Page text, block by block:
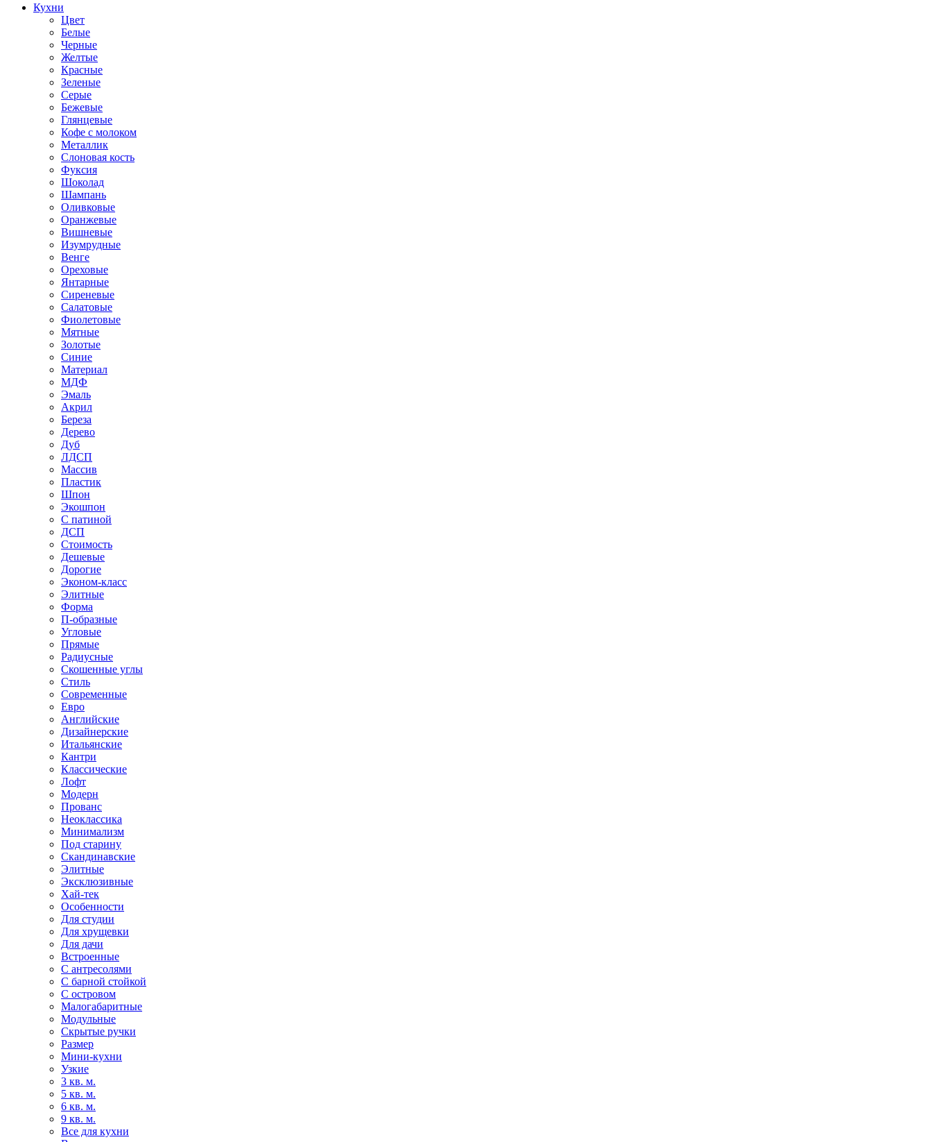
Кухни
Цвет
Белые
Черные
Желтые
Красные
Зеленые
Серые
Бежевые
Глянцевые
Кофе с молоком
Металлик
Слоновая кость
Фуксия
Шоколад
Шампань
Оливковые
Оранжевые
Вишневые
Изумрудные
Венге
Ореховые
Янтарные
Сиреневые
Салатовые
Фиолетовые
Мятные
Золотые
Синие
Материал
МДФ
Эмаль
Акрил
Береза
Дерево
Дуб
ЛДСП
Массив
Пластик
Шпон
Экошпон
С патиной
ДСП
Стоимость
Дешевые
Дорогие
Эконом-класс
Элитные
Форма
П-образные
Угловые
Прямые
Радиусные
Скошенные углы
Стиль
Современные
Евро
Английские
Дизайнерские
Итальянские
Кантри
Классические
Лофт
Модерн
Прованс
Неоклассика
Минимализм
Под старину
Скандинавские
Элитные
Эксклюзивные
Хай-тек
Особенности
Для студии
Для хрущевки
Для дачи
Встроенные
С антресолями
С барной стойкой
С островом
Малогабаритные
Модульные
Скрытые ручки
Размер
Мини-кухни
Узкие
3 кв. м.
5 кв. м.
6 кв. м.
9 кв. м.
Все для кухни